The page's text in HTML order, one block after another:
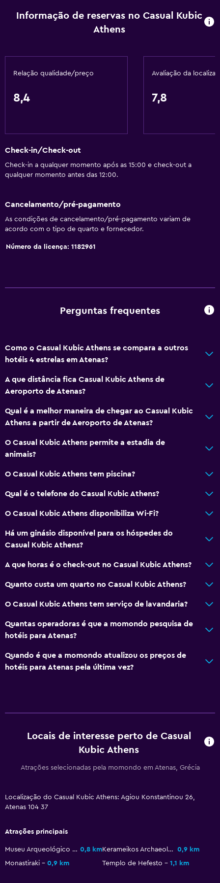
Aquecimento
Caixotes do lixo
adicionais.
Acessível
Duche ao nível do chão
Quarto para não fumadores
Lavatório mais baixo no WC
Secador de cabelo
Papel higiénico
WC privativo
Geral
Vista para uma rua tranquila
Quartos familiares
Sofá-cama
Vista da cidade
Armazém disponível
Centro de negócios
Serviço de despertador
Receção 24 horas
Restaurantes
Minibar
Chaleira
Máquina de café
Informação de reservas no Casual Kubic
Athens
Relação qualidade/preço
8,4
Avaliação da
7,8
Check-in/Check-out
Check-in a qualquer momento após as 15:00 e check-out a
qualquer momento antes das 12:00.
Cancelamento/pré-pagamento
As condições de cancelamento/pré-pagamento variam de
acordo com o tipo de quarto e fornecedor.
Número da licença: 1182961
Perguntas frequentes
Como o Casual Kubic Athens se compara a outros
hotéis 4 estrelas em Atenas?
A que distância fica Casual Kubic Athens de
Aeroporto de Atenas?
Qual é a melhor maneira de chegar ao Casual Kubic
Athens a partir de Aeroporto de Atenas?
O Casual Kubic Athens permite a estadia de
animais?
O Casual Kubic Athens tem piscina?
Qual é o telefone do Casual Kubic Athens?
O Casual Kubic Athens disponibiliza Wi-Fi?
Há um ginásio disponível para os hóspedes do
Casual Kubic Athens?
A que horas é o check-out no Casual Kubic Athens?
Quanto custa um quarto no Casual Kubic Athens?
O Casual Kubic Athens tem serviço de lavandaria?
Quantas operadoras é que a momondo pesquisa de
hotéis para Atenas?
Quando é que a momondo atualizou os preços de
hotéis para Atenas pela última vez?
Locais de interesse perto de Casual
Kubic Athens
Atrações selecionadas pela momondo em Atenas, Grécia
Localização do Casual Kubic Athens: Agiou Konstantinou 26,
Atenas 104 37
Atrações principais
Museu Arqueológico Nacional de Atenas 0,8 km Kerameikos Archaeological Site
0,9 km
Monastiraki
0,9 km Templo de Hefesto 1,1 km